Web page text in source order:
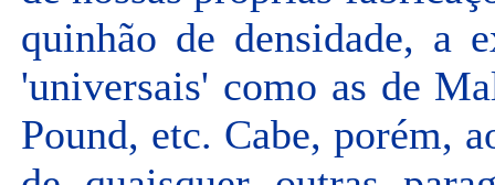
quinhão de densidade, a
'universais' como as de
Pound, etc. Cabe, porém,